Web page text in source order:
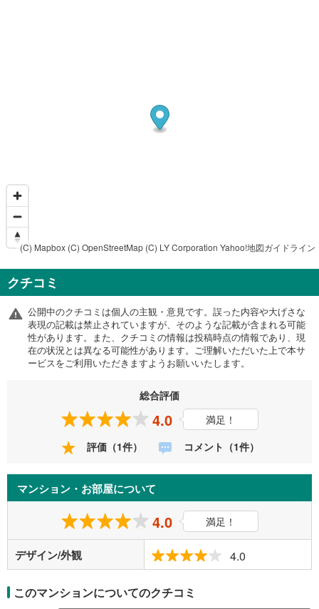
(C) Mapbox (C) OpenStreetMap (C) LY Corporation Yahoo!地図ガイドライン
クチコミ
公開中のクチコミは個人の主観・意見です。誤った内容や大げさな
表現の記載は禁止されていますが、そのような記載が含まれる可能
性があります。また、クチコミの情報は投稿時点の情報であり、現
在の状況とは異なる可能性があります。ご理解いただいた上で本サ
ービスをご利用いただきますようお願いいたします。
総合評価
4.0
満足！
評価（1件）
コメント（1件）
マンション・お部屋について
4.0 満足！
デザイン/外観 4.0
このマンションについてのクチコミ